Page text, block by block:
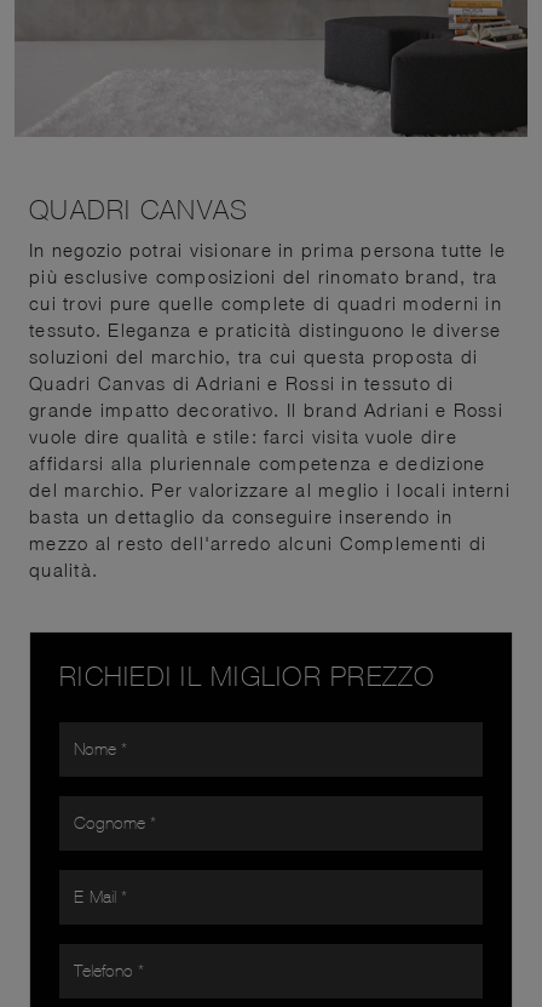
QUADRI CANVAS
In negozio potrai visionare in prima persona tutte le
più esclusive composizioni del rinomato brand, tra
cui trovi pure quelle complete di quadri moderni in
tessuto. Eleganza e praticità distinguono le diverse
soluzioni del marchio, tra cui questa proposta di
Quadri Canvas di Adriani e Rossi in tessuto di
grande impatto decorativo. Il brand Adriani e Rossi
vuole dire qualità e stile: farci visita vuole dire
affidarsi alla pluriennale competenza e dedizione
del marchio. Per valorizzare al meglio i locali interni
basta un dettaglio da conseguire inserendo in
mezzo al resto dell'arredo alcuni Complementi di
qualità.
RICHIEDI IL MIGLIOR PREZZO